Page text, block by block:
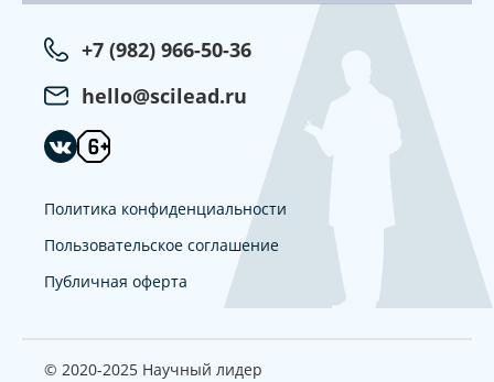
+7 (982) 966-50-36
hello@scilead.ru
Политика конфиденциальности
Пользовательское соглашение
Публичная оферта
© 2020-2025 Научный лидер